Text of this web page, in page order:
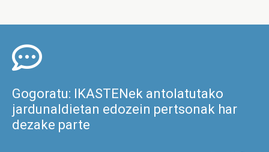
Gogoratu: IKASTENek antolatutako
jardunaldietan edozein pertsonak har
dezake parte